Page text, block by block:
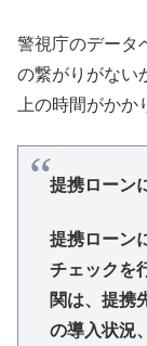
警視庁のデータ
の繋がりがない
上の時間がかか
提携ローン
提携ローン
チェックを
関は、提携
の導入状況